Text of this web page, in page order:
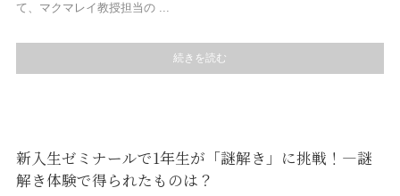
て、マクマレイ教授担当の ...
続きを読む
新入生ゼミナールで1年生が「謎解き」に挑戦！―謎
解き体験で得られたものは？